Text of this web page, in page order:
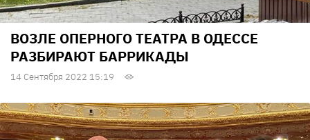
ВОЗЛЕ ОПЕРНОГО ТЕАТРА В ОДЕССЕ
РАЗБИРАЮТ БАРРИКАДЫ
14 Сентября 2022 15:19